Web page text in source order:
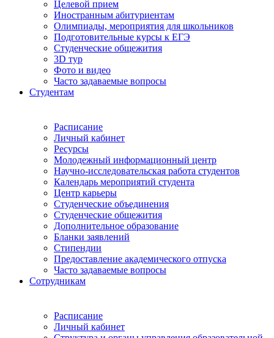
Целевой прием
Иностранным абитуриентам
Олимпиады, мероприятия для школьников
Подготовительные курсы к ЕГЭ
Студенческие общежития
3D тур
Фото и видео
Часто задаваемые вопросы
Студентам
Расписание
Личный кабинет
Ресурсы
Молодежный информационный центр
Научно-исследовательская работа студентов
Календарь мероприятий студента
Центр карьеры
Студенческие объединения
Студенческие общежития
Дополнительное образование
Бланки заявлений
Стипендии
Предоставление академического отпуска
Часто задаваемые вопросы
Сотрудникам
Расписание
Личный кабинет